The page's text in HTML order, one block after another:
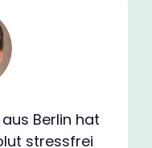
Berlin hat
stressfrei